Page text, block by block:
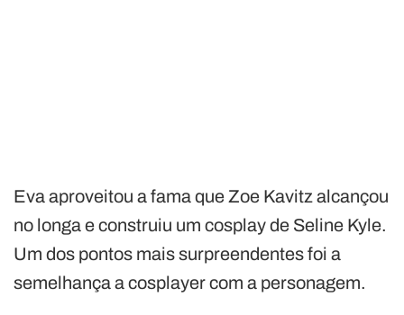
Eva aproveitou a fama que Zoe Kavitz alcançou
no longa e construiu um cosplay de Seline Kyle.
Um dos pontos mais surpreendentes foi a
semelhança a cosplayer com a personagem.